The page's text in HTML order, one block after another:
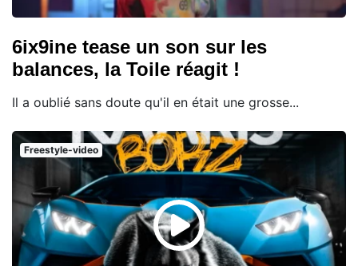
6ix9ine tease un son sur les
balances, la Toile réagit !
Il a oublié sans doute qu'il en était une grosse...
Freestyle-video